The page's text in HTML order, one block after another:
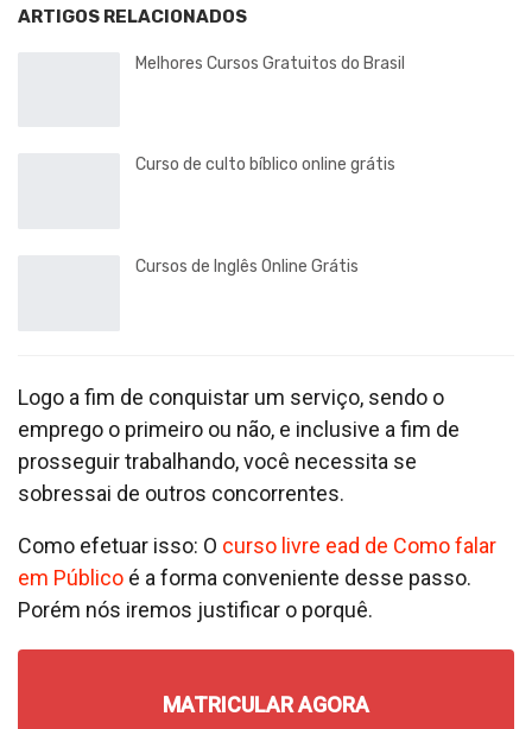
ARTIGOS RELACIONADOS
Melhores Cursos Gratuitos do Brasil
Curso de culto bíblico online grátis
Cursos de Inglês Online Grátis
Logo a fim de conquistar um serviço, sendo o
emprego o primeiro ou não, e inclusive a fim de
prosseguir trabalhando, você necessita se
sobressai de outros concorrentes.
Como efetuar isso: O curso livre ead de Como falar
em Público é a forma conveniente desse passo.
Porém nós iremos justificar o porquê.
MATRICULAR AGORA